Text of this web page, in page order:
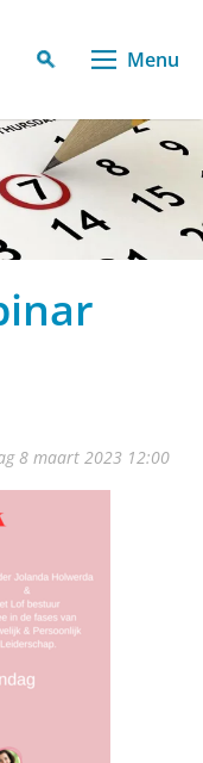
Menu
8 maart 2023 12:00